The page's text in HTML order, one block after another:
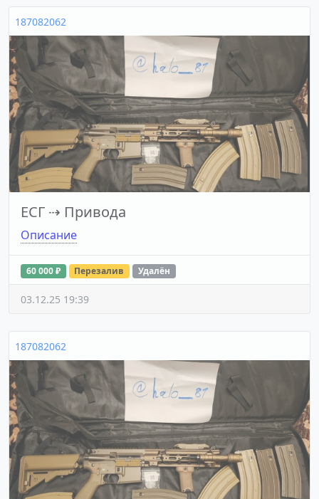
187082062
ЕСГ ⇢ Привода
Описание
60 000 ₽ Перезалив Удалён
03.12.25 19:39
187082062